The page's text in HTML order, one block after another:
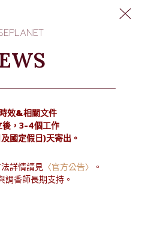
效&相關文件
後，3-4個工作
國定假日)天寄出。
詳情請見 〈官方公告〉
。
調香師長期支持。